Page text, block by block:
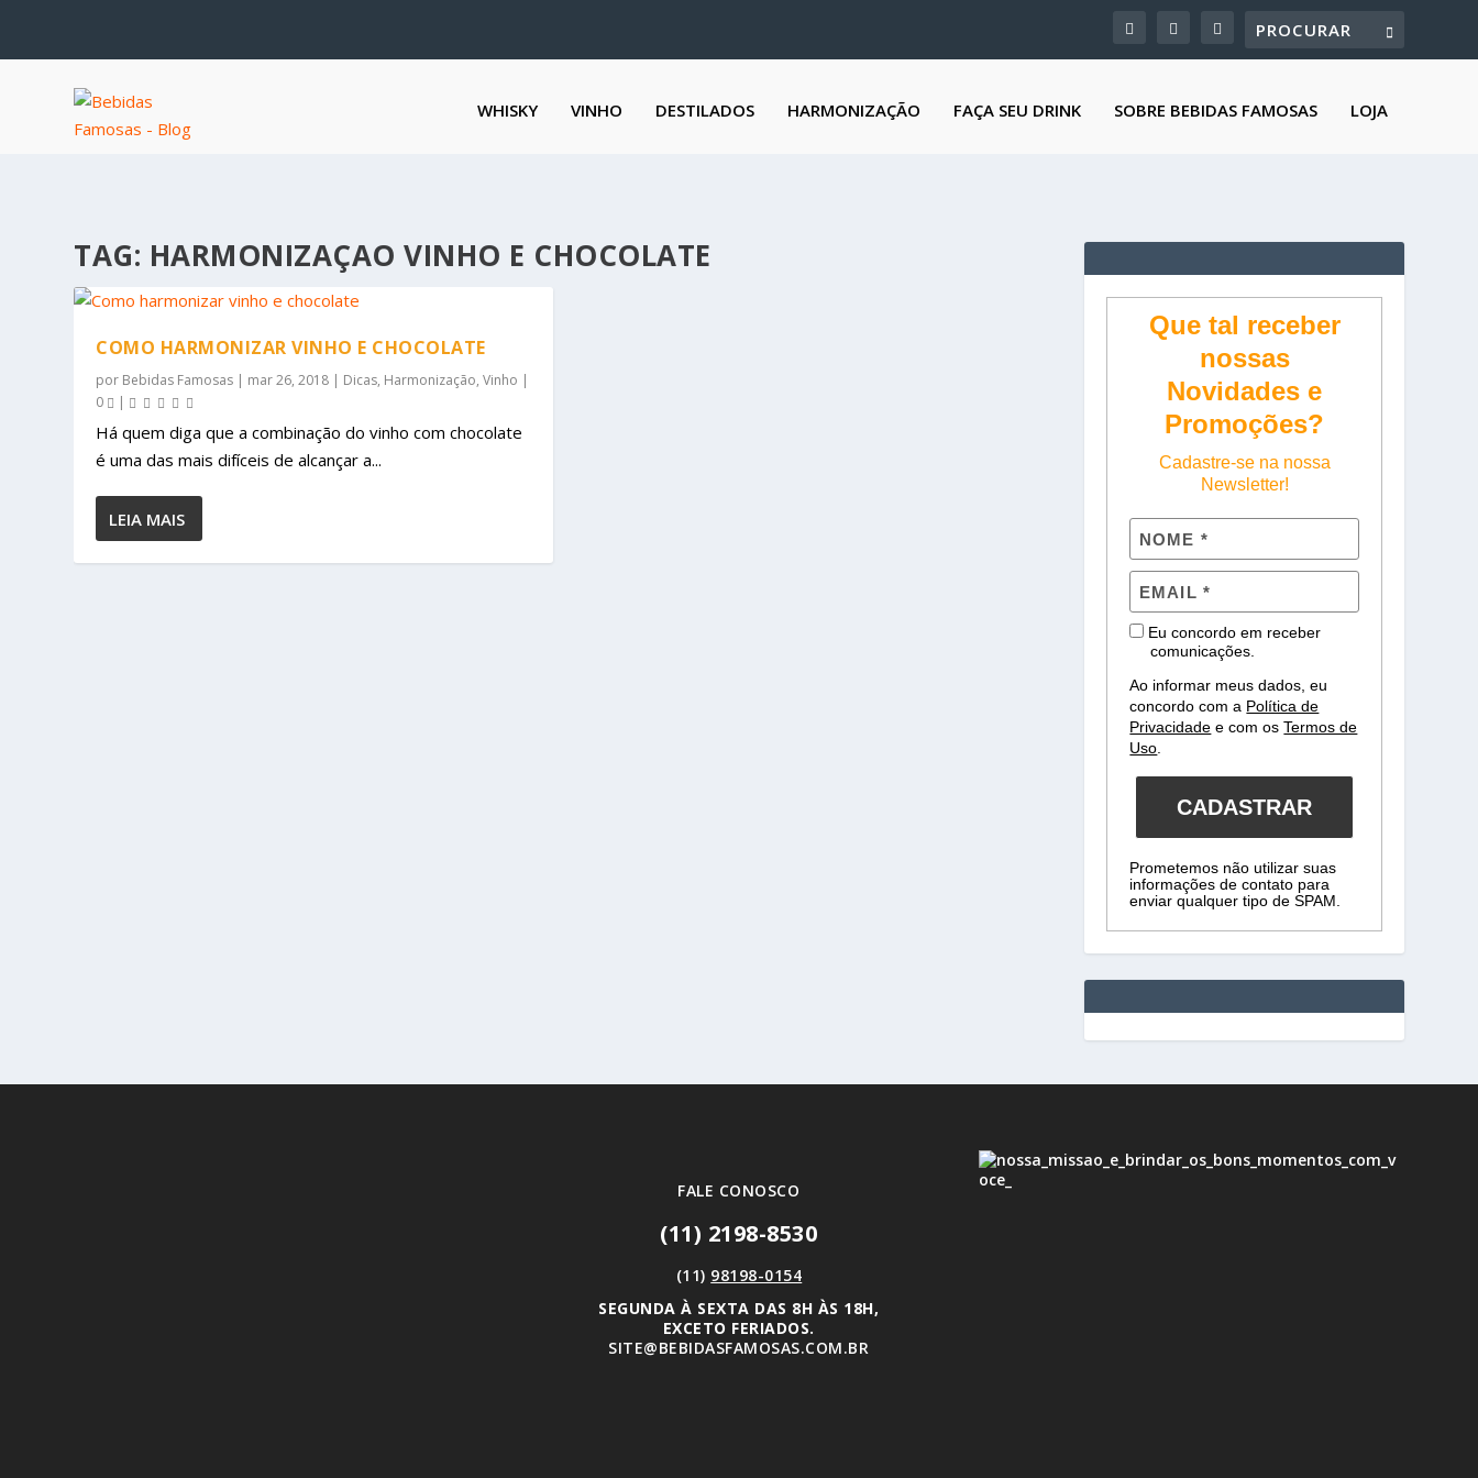
WHISKY VINHO DESTILADOS HARMONIZAÇÃO FAÇA SEU DRINK SOBRE BEBIDAS FAMOSAS LOJA
TAG: HARMONIZAÇAO VINHO E CHOCOLATE
COMO HARMONIZAR VINHO E CHOCOLATE
por Bebidas Famosas | mar 26, 2018 | Dicas, Harmonização,Vinho |
0
|
Há quem diga que a combinação do vinho com chocolate
é uma das mais difíceis de alcançar a...
LEIA MAIS
Que tal receber
nossas
Novidades e
Promoções?
Cadastre-se na nossa
Newsletter!
Eu concordo em receber
comunicações.
Ao informar meus dados, eu
concordo com a Política de
Privacidade e com osTermos de
Uso
CADASTRAR
Prometemos não utilizar suas
informações de contato para
enviar qualquer tipo de SPAM.
FALE CONOSCO
(11) 2198-8530
(11) 98198-0154
SEGUNDA À SEXTA DAS 8H ÀS 18H,
EXCETO FERIADOS.
SITE@BEBIDASFAMOSAS.COM.BR